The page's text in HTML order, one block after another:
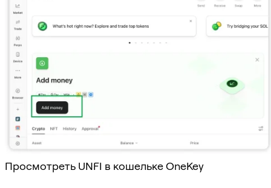
Просмотреть UNFI в кошельке OneKey